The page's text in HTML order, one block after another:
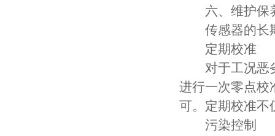
六、维护保养
传感器的长期
定期校准
对于工况恶劣
进行一次零点校
可。定期校准不
污染控制